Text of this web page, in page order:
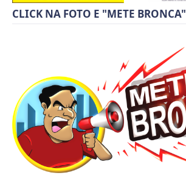
CLICK NA FOTO E "METE BRONCA"